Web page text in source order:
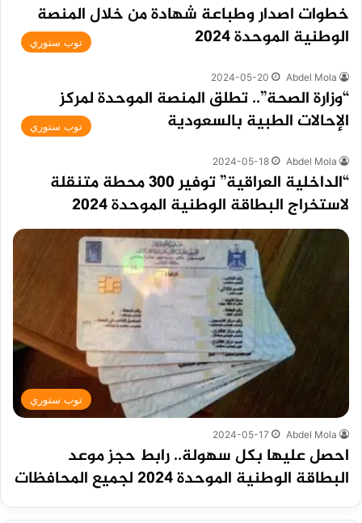
خطوات اصدار وطباعة شهادة من خلال المنصة
الوطنية الموحدة 2024
توب ستوري
Abdel Mola
2024-05-20
“وزارة الصحة”.. تطلق المنصة الموحدة لمركز
الإحالات الطبية بالسعودية
توب ستوري
Abdel Mola
2024-05-18
“الداخلية العراقية” توفير 300 محطة متنقلة
لاستخراج البطاقة الوطنية الموحدة 2024
توب ستوري
Abdel Mola
2024-05-17
احصل عليها بكل سهولة.. رابط حجز موعد
البطاقة الوطنية الموحدة 2024 لجميع المحافظات